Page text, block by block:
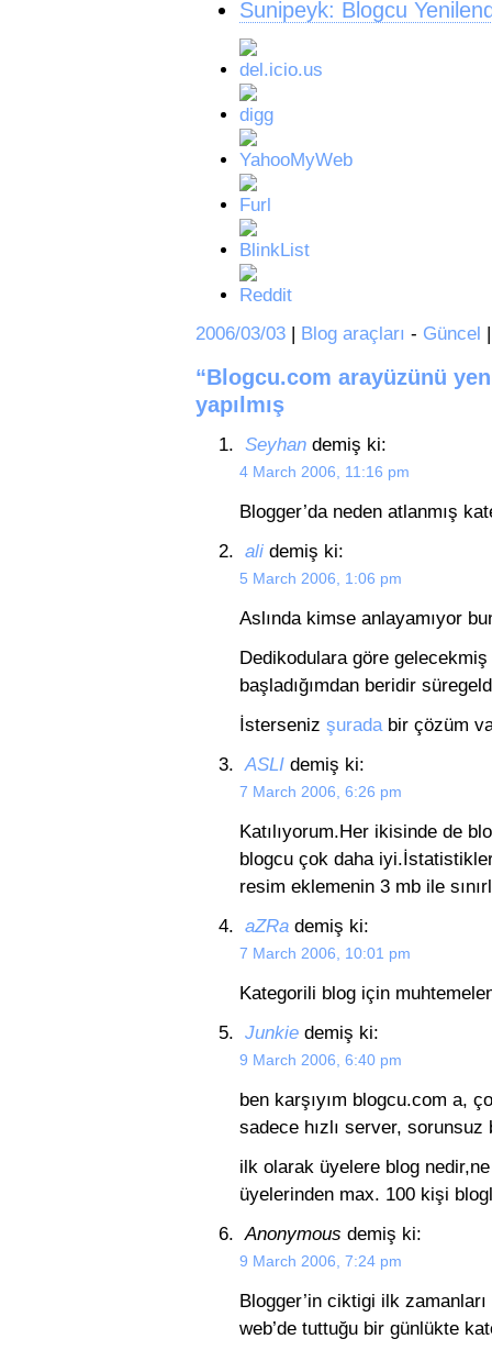
Sunipeyk: Blogcu
2006/03/03| Blog araçları - Güncel
“Blogcu.com arayüzünü
yapılmış
Seyhandemiş ki:
4 March 2006, 11:16 pm
Blogger’da neden atlanmış
alidemiş ki:
5 March 2006, 1:06 pm
Aslında kimse anlayamıyor
Dedikodulara göre
başladığımdan beridir
İsterseniz şuradabir çözüm
ASLIdemiş ki:
7 March 2006, 6:26 pm
Katılıyorum.Her ikisinde de
blogcu çok daha
resim eklemenin 3 mb ile
aZRademiş ki:
7 March 2006, 10:01 pm
Kategorili blog için
Junkiedemiş ki:
9 March 2006, 6:40 pm
ben karşıyım blogcu.com a,
sadece hızlı server, sorunsuz
ilk olarak üyelere blog
üyelerinden max. 100 kişi
Anonymous demiş ki:
9 March 2006, 7:24 pm
Blogger’in ciktigi ilk zamanları
web’de tuttuğu bir günlükte